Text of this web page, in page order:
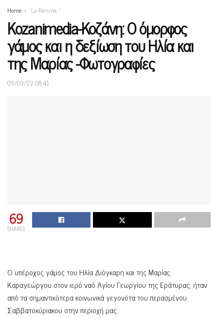
Home “La Femme…”
Κοzanimedia-Κοζάνη: Ο όμορφος
γάμος και η δεξίωση του Ηλία και
της Μαρίας -Φωτογραφίες
09/09/22 08:41
69
SHARES
Ο υπέροχος γάμος του Ηλία Διόγκαρη και της Μαρίας
Καραγεώργου στον ιερό ναό Αγίου Γεωργίου της Εράτυρας, ήταν
από τα σημαντικότερα κοινωνικά γεγονότα του περασμένου
Σαββατοκύριακου στην περιοχή μας.